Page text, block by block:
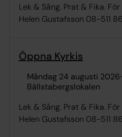
Lek & Sång. Prat & Fika.
Helen Gustafsson 08-511
Öppna Kyrkis
måndag 24 augusti 2026·
Bällstabergslokalen
Lek & Sång. Prat & Fika.
Helen Gustafsson 08-511